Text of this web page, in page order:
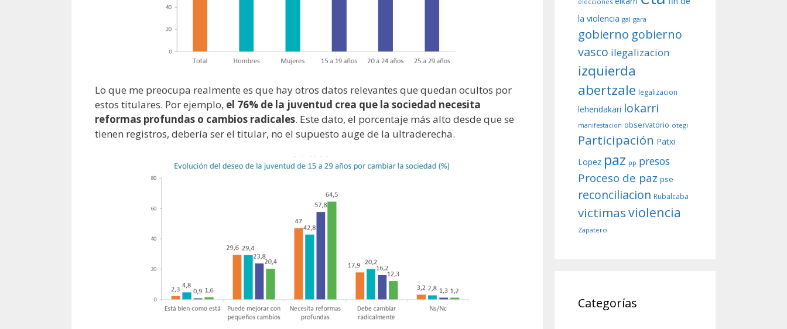
Lo que me preocupa realmente es que hay otros datos relevantes que quedan ocultos por
estos titulares. Por ejemplo, el 76% de la juventud crea que la sociedad necesita
reformas profundas o cambios radicales. Este dato, el porcentaje más alto desde que se
tienen registros, debería ser el titular, no el supuesto auge de la ultraderecha.
la violencia gal gara
gobierno gobierno
vasco ilegalizacion
izquierda
abertzale legalizacion
lehendakari lokarri
manifestacion observatorio otegi
Participación Patxi
Lopez paz pp presos
Proceso de paz pse
reconciliacion Rubalcaba
victimasviolencia
Zapatero
Categorías